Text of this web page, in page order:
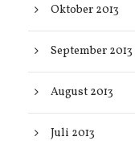
Oktober 2013
September 2013
August 2013
Juli 2013